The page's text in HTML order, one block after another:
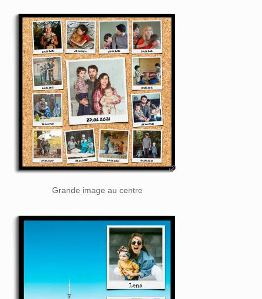
Grande image au centre